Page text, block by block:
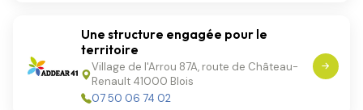
Une structure engagée pour le
territoire
Village de l'Arrou 87A, route de Château-
Renault 41000 Blois
07 50 06 74 02